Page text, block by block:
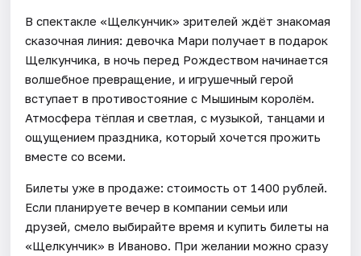
В спектакле «Щелкунчик» зрителей ждёт знакомая
сказочная линия: девочка Мари получает в подарок
Щелкунчика, в ночь перед Рождеством начинается
волшебное превращение, и игрушечный герой
вступает в противостояние с Мышиным королём.
Атмосфера тёплая и светлая, с музыкой, танцами и
ощущением праздника, который хочется прожить
вместе со всеми.
Билеты уже в продаже: стоимость от 1400 рублей.
Если планируете вечер в компании семьи или
друзей, смело выбирайте время и купить билеты на
«Щелкунчик» в Иваново. При желании можно сразу